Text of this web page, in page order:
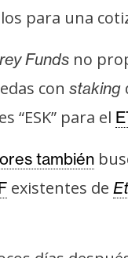
para una
Funds no
con staking
“ESK” para el
también
existentes de